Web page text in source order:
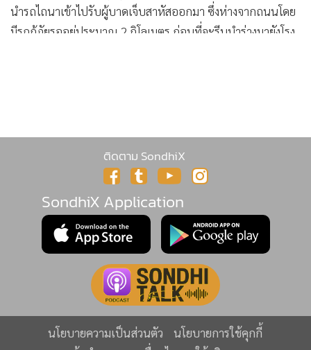
นำรถไถนาเข้าไปรับผู้บาดเจ็บสาหัสออกมา ซึ่งห่างจากถนนโดย
มีรถกู้ภัยรออยู่ประมาณ 2 กิโลเมตร ก่อนที่จะรีบนำร่างมายังโรง
พยาบาลสบปราบ ทุกคนต่างอยู่ในอาการโศกเศร้า เพราะ
เหตุการณ์ดังกล่าวเป็นเหตุการณ์ที่ทุกคนไม่เคยคาดคิดและเป็น
ปี ซึ่งเรียนอยู่ชั้นปีที่ 4 ปีสุดท้ายจะจบคณะวิศวกรรมไฟฟ้า
อุตสาหกรรม ม.ราชภัฏลำปาง อยู่แล้ว
ติดตาม SondhiX
SondhiX Application
นโยบายความเป็นส่วนตัว
นโยบายการใช้คุกกี้